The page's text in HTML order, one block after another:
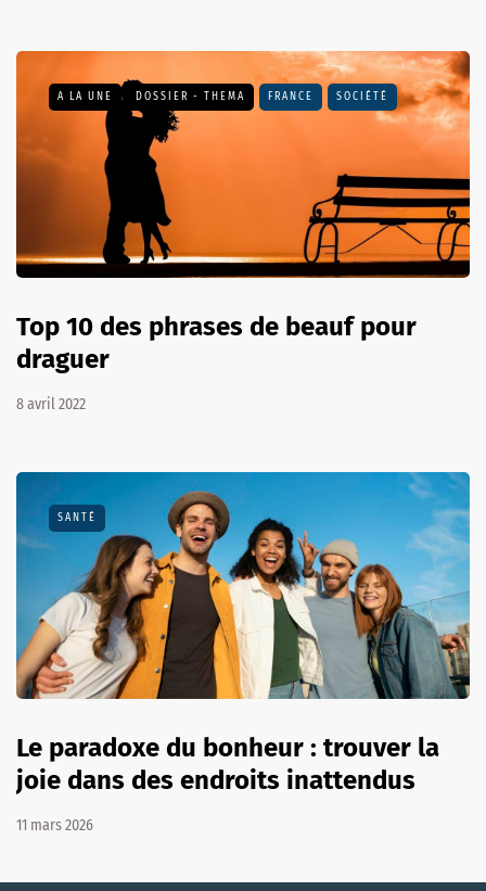
A LA UNE DOSSIER - THEMA FRANCE SOCIÉTÉ
Top 10 des phrases de beauf pour
draguer
8 avril 2022
SANTÉ
Le paradoxe du bonheur : trouver la
joie dans des endroits inattendus
11 mars 2026